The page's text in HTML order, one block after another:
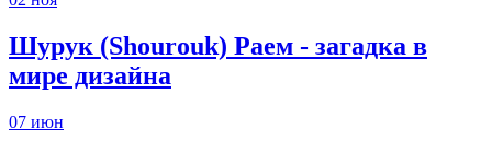
Шурук (Shourouk) Раем - загадка в
мире дизайна
07 июн